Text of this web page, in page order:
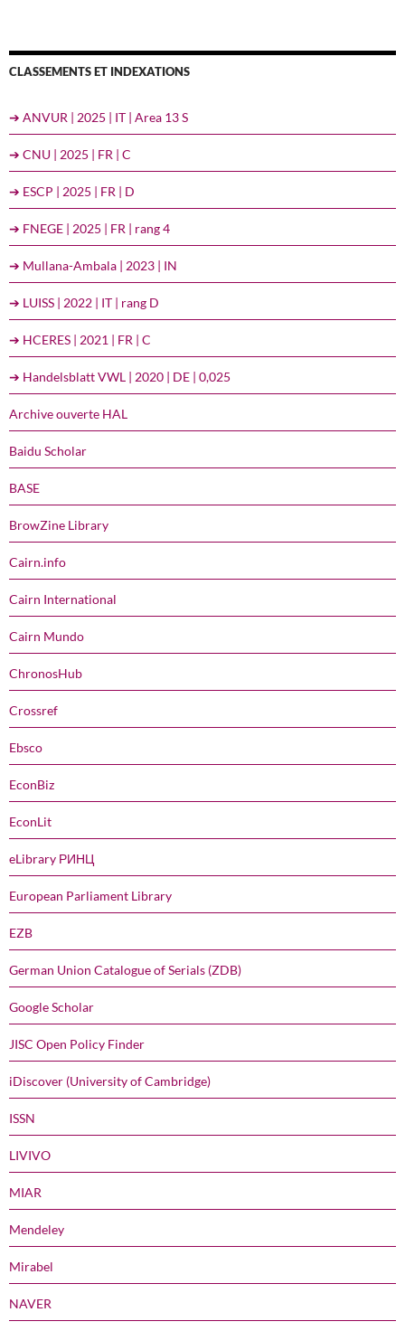
CLASSEMENTS ET INDEXATIONS
➔ ANVUR | 2025 | IT | Area 13 S
➔ CNU | 2025 | FR | C
➔ ESCP | 2025 | FR | D
➔ FNEGE | 2025 | FR | rang 4
➔ Mullana-Ambala | 2023 | IN
➔ LUISS | 2022 | IT | rang D
➔ HCERES | 2021 | FR | C
➔ Handelsblatt VWL | 2020 | DE | 0,025
Archive ouverte HAL
Baidu Scholar
BASE
BrowZine Library
Cairn.info
Cairn International
Cairn Mundo
ChronosHub
Crossref
Ebsco
EconBiz
EconLit
eLibrary РИНЦ
European Parliament Library
EZB
German Union Catalogue of Serials (ZDB)
Google Scholar
JISC Open Policy Finder
iDiscover (University of Cambridge)
ISSN
LIVIVO
MIAR
Mendeley
Mirabel
NAVER